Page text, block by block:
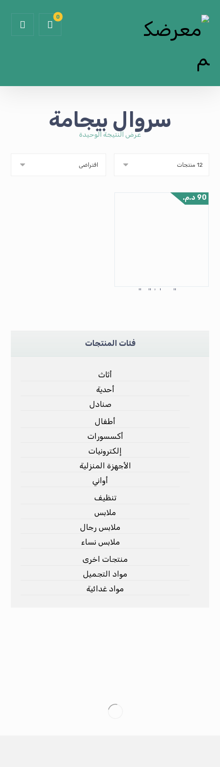
سروال بيجامة
عرض النتيجة الوحيدة
سروال بيجامة للرجال
90 د.م.
فئات المنتجات
أثاث
أحدية
صنادل
أطفال
أكسسورات
إلكترونيات
الأجهزة المنزلية
أواني
تنظيف
ملابس
ملابس رجال
ملابس نساء
منتجات اخرى
مواد التجميل
مواد غدائية